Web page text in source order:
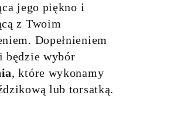
jego piękno i
z Twoim
Dopełnieniem
będzie wybór
, które wykonamy
lub torsatką.